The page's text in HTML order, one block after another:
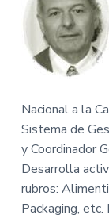
Nacional a la
Sistema de
y Coordinador
Desarrolla
rubros:
Packaging,